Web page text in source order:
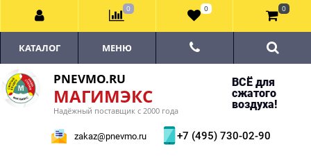
PNEVMO.RU
МАГИМЭКС
Надёжный поставщик с 2000 года
ВСЁ для
сжатого
воздуха!
zakaz@pnevmo.ru +7 (495) 730-02-90
КАТАЛОГ МЕНЮ
0 0 0